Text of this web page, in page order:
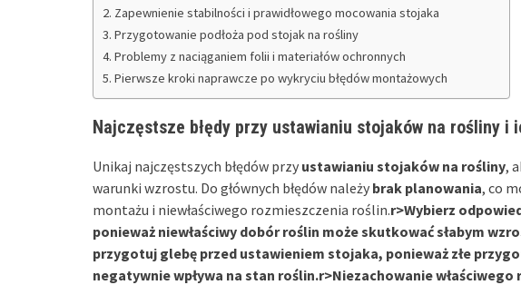
Zapewnienie stabilności i prawidłowego mocowania stojaka
Przygotowanie podłoża pod stojak na rośliny
Problemy z naciąganiem folii i materiałów ochronnych
Pierwsze kroki naprawcze po wykryciu błędów montażowych
Najczęstsze błędy przy ustawianiu stojaków na rośliny i
Unikaj najczęstszych błędów przy ustawianiu stojaków na rośliny,
warunki wzrostu. Do głównych błędów należy brak planowania, co
montażu i niewłaściwego rozmieszczenia roślin.r>Wybierz
ponieważ niewłaściwy dobór roślin może skutkować słabym
przygotuj glebę przed ustawieniem stojaka, ponieważ złe
negatywnie wpływa na stan roślin.r>Niezachowanie